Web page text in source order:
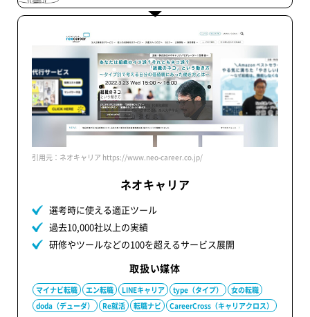
引用元：ネオキャリア https://www.neo-career.co.jp/
ネオキャリア
選考時に使える適正ツール
過去10,000社以上の実績
研修やツールなどの100を超えるサービス展開
取扱い媒体
マイナビ転職 エン転職 LINEキャリア type（タイプ）
女の転職
doda（デューダ）
Re就活 転職ナビ CareerCross（キャリアクロス）